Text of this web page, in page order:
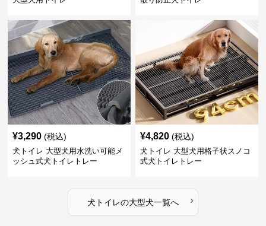
¥3,290 (税込)
犬トイレ 大型犬用水洗い可能メ
ッシュ式犬トイレトレー
¥4,820 (税込)
犬トイレ 大型犬用格子状スノコ
式犬トイレトレー
犬トイレの大型犬一覧へ ›